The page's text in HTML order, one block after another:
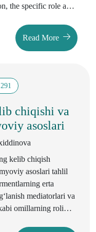
the specific role and
based on
Read More
291
chiqishi va
asoslari
kelib chiqish
asoslari tahlil
erta
mediatorlari va
omillarning roli